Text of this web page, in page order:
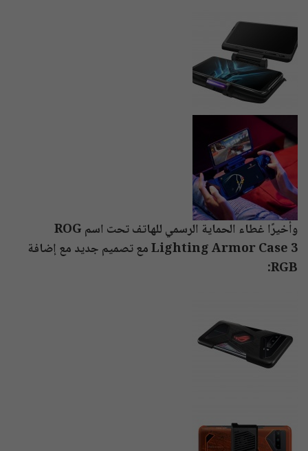
وأخيرًا غطاء الحماية الرسمي للهاتف تحت اسم ROG
Lighting Armor Case 3 مع تصميم جديد مع إضافة
RGB: